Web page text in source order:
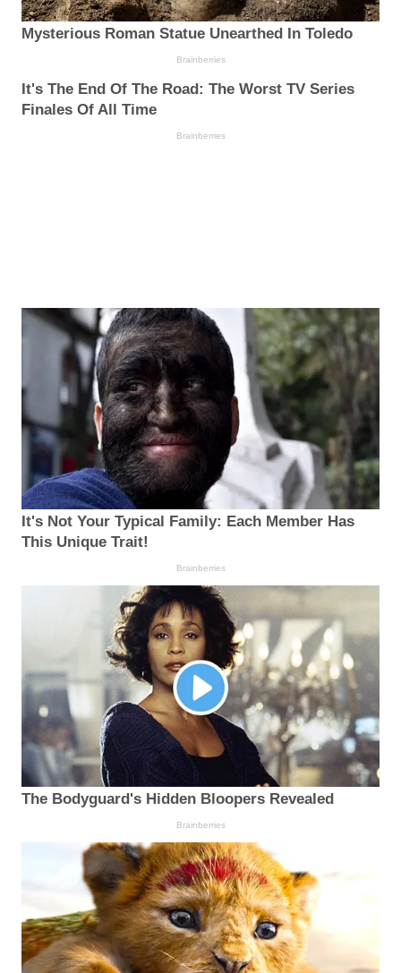
Mysterious Roman Statue Unearthed In Toledo
Brainberries
It's The End Of The Road: The Worst TV Series
Finales Of All Time
Brainberries
It's Not Your Typical Family: Each Member Has
This Unique Trait!
Brainberries
The Bodyguard's Hidden Bloopers Revealed
Brainberries